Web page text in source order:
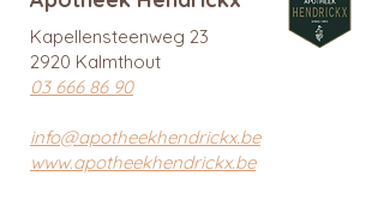
Kapellensteenweg 23
2920 Kalmthout
03 666 86 90
info@apotheekhendrickx.be
www.apotheekhendrickx.be